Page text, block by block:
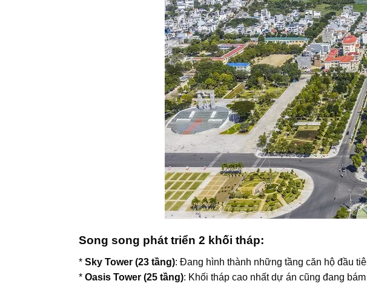
Song song phát triển 2 khối tháp:
*Sky Tower (23 tầng): Đang hình thành những tầng căn hộ đầu
*Oasis Tower (25 tầng): Khối tháp cao nhất dự án cũng đang